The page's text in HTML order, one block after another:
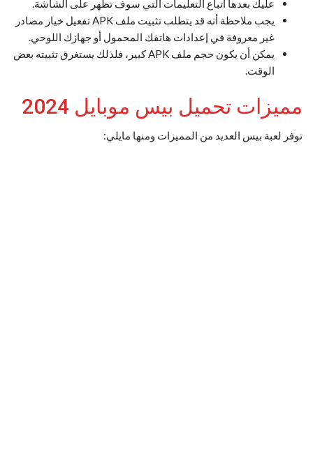
عليك بعدها اتباع التعليمات التي سوف تظهر على الشاشة.
يجب ملاحظة أنه قد يتطلب تثبيت ملف APK تفعيل خيار مصادر
غير معروفة في إعدادات هاتفك المحمول أو جهازك اللوحي.
يمكن أن يكون حجم ملف APK كبير، فلذلك يستغرق تثبيته بعض
الوقت.
مميزات تحميل بيس موبايل 2024
توفر لعبة بيس العديد من المميزات ومنها مايلي: